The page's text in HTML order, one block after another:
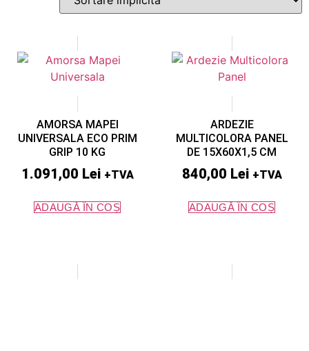
AMORSA MAPEI
UNIVERSALA ECO PRIM
GRIP 10 KG
1.091,00 Lei +TVA
ADAUGĂ ÎN COȘ
ARDEZIE
MULTICOLORA PANEL
DE 15X60X1,5 CM
840,00 Lei +TVA
ADAUGĂ ÎN COȘ